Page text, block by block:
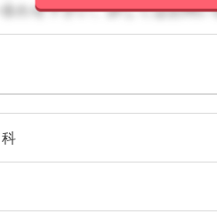
合わせ下さい。詳しくはお問い